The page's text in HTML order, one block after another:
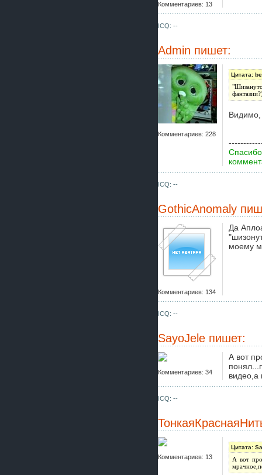
Комментариев: 13
ICQ: --
Admin пишет:
Комментариев: 228
Цитата:
Видимо,
ICQ: --
GothicAnomaly
Комментариев: 134
Да
моему
ICQ: --
SayoJele пишет:
Комментариев: 34
А вот
видео,а
ICQ: --
Комментариев: 13
Цитата:
А вот